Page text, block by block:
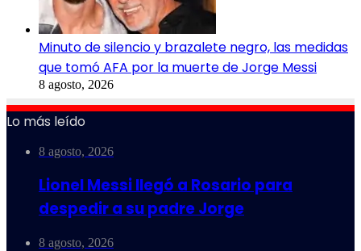
Minuto de silencio y brazalete negro, las medidas
que tomó AFA por la muerte de Jorge Messi
8 agosto, 2026
Lo más leído
8 agosto, 2026
Lionel Messi llegó a Rosario para
despedir a su padre Jorge
8 agosto, 2026